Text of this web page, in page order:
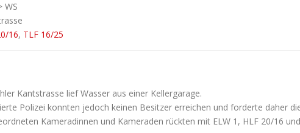
WS
16, TLF 16/25
Kantstrasse lief Wasser aus einer Kellergarage.
Polizei konnten jedoch keinen Besitzer erreichen und forderte daher
Kameradinnen und Kameraden rückten mit ELW 1, HLF 20/16